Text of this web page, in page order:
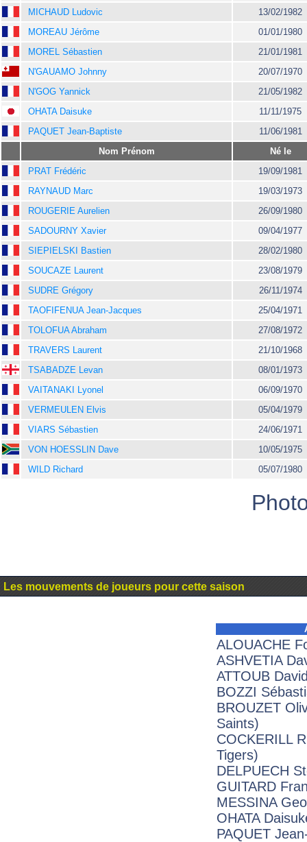
MICHAUD Ludovic
13/02/1982
MOREAU Jérôme
01/01/1980
MOREL Sébastien
21/01/1981
N'GAUAMO Johnny
20/07/1970
N'GOG Yannick
21/05/1982
OHATA Daisuke
11/11/1975
PAQUET Jean-Baptiste
11/06/1981
Nom Prénom
Né le
PRAT Frédéric
19/09/1981
RAYNAUD Marc
19/03/1973
ROUGERIE Aurelien
26/09/1980
SADOURNY Xavier
09/04/1977
SIEPIELSKI Bastien
28/02/1980
SOUCAZE Laurent
23/08/1979
SUDRE Grégory
26/11/1974
TAOFIFENUA Jean-Jacques
25/04/1971
TOLOFUA Abraham
27/08/1972
TRAVERS Laurent
21/10/1968
TSABADZE Levan
08/01/1973
VAITANAKI Lyonel
06/09/1970
VERMEULEN Elvis
05/04/1979
VIARS Sébastien
24/06/1971
VON HOESSLIN Dave
10/05/1975
WILD Richard
05/07/1980
Les mouvements de joueurs pour cette saison
ALOUACHE
ASHVETIA
ATTOUB
BOZZI
BROUZET
Saints)
COCKERILL
Tigers)
DELPUECH
GUITARD
MESSINA
OHATA
PAQUET